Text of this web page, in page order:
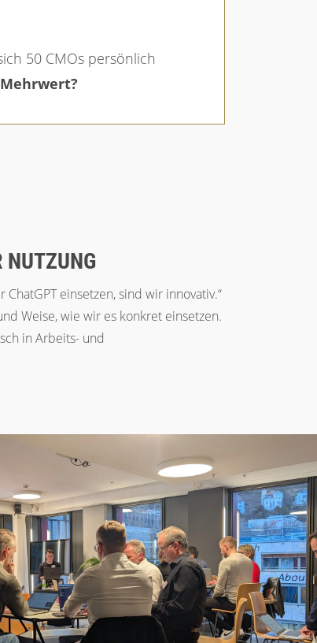
50 CMOs persönlich
NUTZUNG
einsetzen, sind wir innovativ.“
Weise, wie wir es konkret einsetzen.
in Arbeits- und